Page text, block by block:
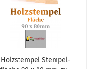
Holz­stem­pel Stem­pel­